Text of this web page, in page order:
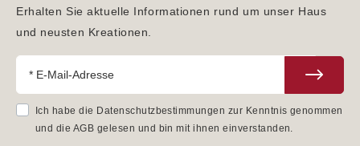
Erhalten Sie aktuelle Informationen rund um unser Haus
und neusten Kreationen.
Ich habe die Datenschutzbestimmungen zur Kenntnis genommen
und die AGB gelesen und bin mit ihnen einverstanden.